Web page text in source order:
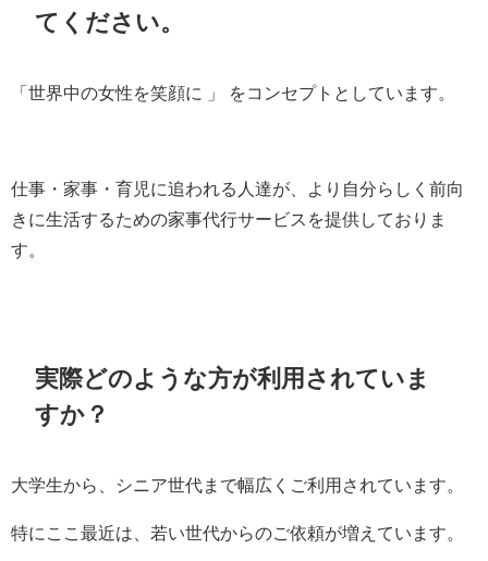
てください。
「世界中の女性を笑顔に 」 をコンセプトとしています。
仕事・家事・育児に追われる人達が、より自分らしく前向
きに生活するための家事代行サービスを提供しておりま
す。
実際どのような方が利用されていま
すか？
大学生から、シニア世代まで幅広くご利用されています。
特にここ最近は、若い世代からのご依頼が増えています。